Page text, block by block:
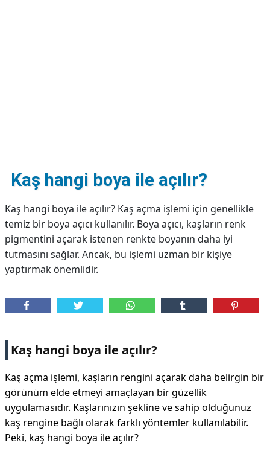
Kaş hangi boya ile açılır?
Kaş hangi boya ile açılır? Kaş açma işlemi için genellikle
temiz bir boya açıcı kullanılır. Boya açıcı, kaşların renk
pigmentini açarak istenen renkte boyanın daha iyi
tutmasını sağlar. Ancak, bu işlemi uzman bir kişiye
yaptırmak önemlidir.
Kaş hangi boya ile açılır?
Kaş açma işlemi, kaşların rengini açarak daha belirgin bir
görünüm elde etmeyi amaçlayan bir güzellik
uygulamasıdır. Kaşlarınızın şekline ve sahip olduğunuz
kaş rengine bağlı olarak farklı yöntemler kullanılabilir.
Peki, kaş hangi boya ile açılır?